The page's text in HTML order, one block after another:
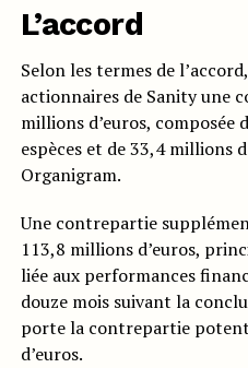
L’accord
Selon les termes de
actionnaires de Sanity une
millions d’euros, composée
espèces et de 33,4 millions
Organigram.
Une contrepartie
113,8 millions d’euros,
liée aux performances
douze mois suivant la
porte la contrepartie
d’euros.